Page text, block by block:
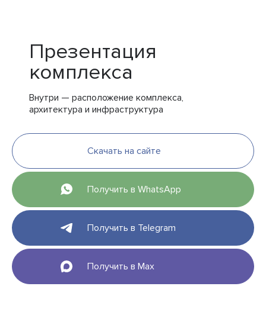
Презентация
комплекса
Внутри — расположение комплекса,
архитектура и инфраструктура
Скачать на сайте
Получить в WhatsApp
Получить в Telegram
Получить в Max